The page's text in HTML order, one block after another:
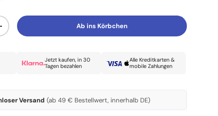
erhöhen Ab ins Körbchen
Jetzt kaufen, in 30
Tagen bezahlen
Alle Kreditkarten &
mobile Zahlungen
Versand (ab 49 € Bestellwert, innerhalb DE)